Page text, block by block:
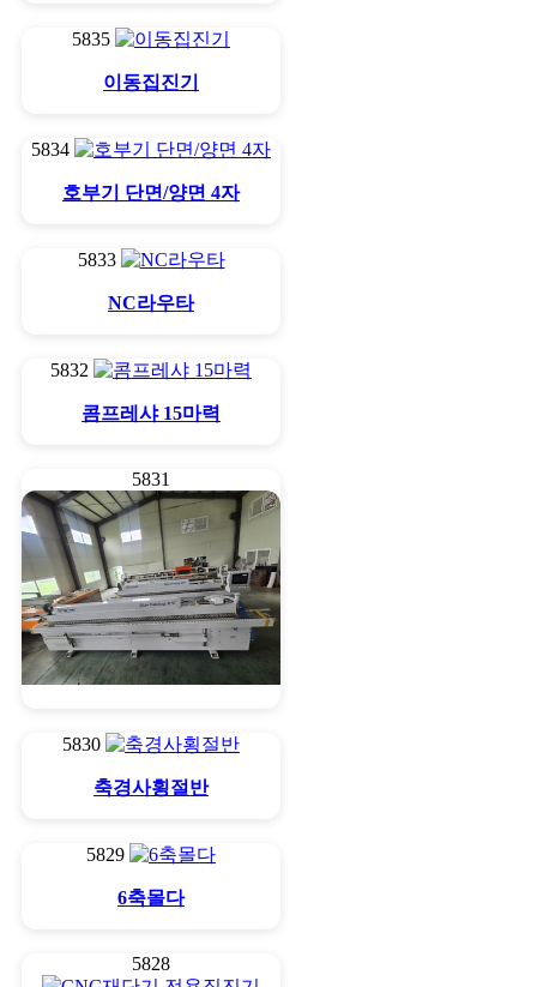
5835
이동집진기
5834
호부기 단면/양면 4자
5833
NC라우타
5832
콤프레샤 15마력
5831
5830
축경사횡절반
5829
6축몰다
5828